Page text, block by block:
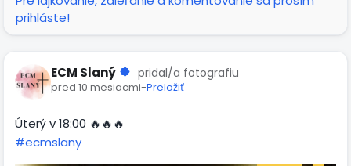
prihláste!
ECM Slaný pridal/a fotografiu
pred 10 mesiacmi-Preložiť
Úterý v 18:00 🔥🔥🔥
#ecmslany